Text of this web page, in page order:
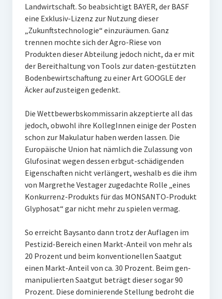
Landwirtschaft. So beabsichtigt BAYER, der BASF
eine Exklusiv-Lizenz zur Nutzung dieser
„Zukunftstechnologie“ einzuräumen. Ganz
trennen mochte sich der Agro-Riese von
Produkten dieser Abteilung jedoch nicht, da er mit
der Bereithaltung von Tools zur daten-gestützten
Bodenbewirtschaftung zu einer Art GOOGLE der
Äcker aufzusteigen gedenkt.
Die Wettbewerbskommissarin akzeptierte all das
jedoch, obwohl ihre KollegInnen einige der Posten
schon zur Makulatur haben werden lassen. Die
Europäische Union hat nämlich die Zulassung von
Glufosinat wegen dessen erbgut-schädigenden
Eigenschaften nicht verlängert, weshalb es die ihm
von Margrethe Vestager zugedachte Rolle „eines
Konkurrenz-Produkts für das MONSANTO-Produkt
Glyphosat“ gar nicht mehr zu spielen vermag.
So erreicht Baysanto dann trotz der Auflagen im
Pestizid-Bereich einen Markt-Anteil von mehr als
20 Prozent und beim konventionellen Saatgut
einen Markt-Anteil von ca. 30 Prozent. Beim gen-
manipulierten Saatgut beträgt dieser sogar 90
Prozent. Diese dominierende Stellung bedroht die